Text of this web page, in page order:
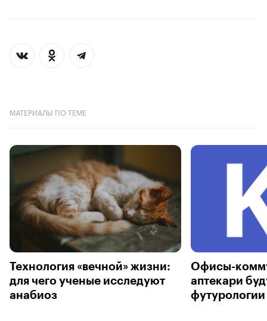
МАТЕРИАЛЫ ПО ТЕМЕ
Технология «вечной» жизни:
для чего ученые исследуют
анабиоз
Офисы-
аптекари